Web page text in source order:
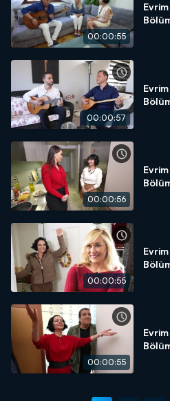
00:00:55
00:00:57
00:00:56
00:00:55
00:00:55